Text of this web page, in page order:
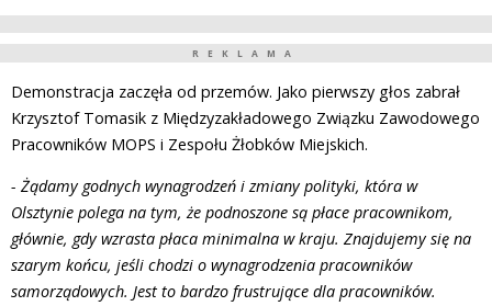
REKLAMA
Demonstracja zaczęła od przemów. Jako pierwszy głos zabrał
Krzysztof Tomasik z Międzyzakładowego Związku Zawodowego
Pracowników MOPS i Zespołu Żłobków Miejskich.
- Żądamy godnych wynagrodzeń i zmiany polityki, która w
Olsztynie polega na tym, że podnoszone są płace pracownikom,
głównie, gdy wzrasta płaca minimalna w kraju. Znajdujemy się na
szarym końcu, jeśli chodzi o wynagrodzenia pracowników
samorządowych. Jest to bardzo frustrujące dla pracowników.